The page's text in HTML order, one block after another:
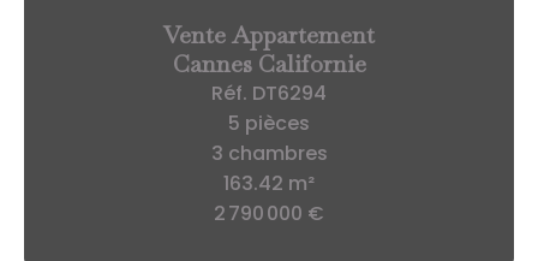
Vente Appartement
Cannes Californie
Réf. DT6294
5 pièces
3 chambres
163.42 m²
2 790 000 €